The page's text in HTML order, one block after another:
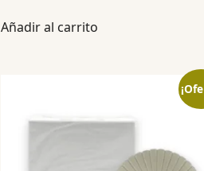
Añadir al carrito